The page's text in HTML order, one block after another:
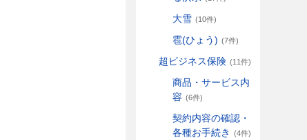
大雪 (10件)
雹(ひょう) (7件)
超ビジネス保険 (11件)
商品・サービス内
容 (6件)
契約内容の確認・
各種お手続き
(4件)